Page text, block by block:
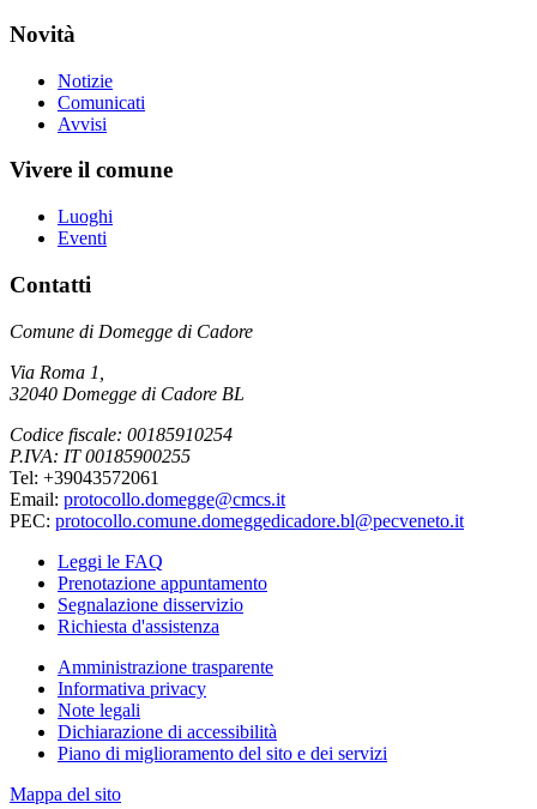
Novità
Notizie
Comunicati
Avvisi
Vivere il comune
Luoghi
Eventi
Contatti
Comune di Domegge di Cadore
Via Roma 1,
32040 Domegge di Cadore BL
Codice fiscale: 00185910254
P.IVA: IT 00185900255
Tel: +39043572061
Email: protocollo.domegge@cmcs.it
PEC: protocollo.comune.domeggedicadore.bl@pecveneto.it
Leggi le FAQ
Prenotazione appuntamento
Segnalazione disservizio
Richiesta d'assistenza
Amministrazione trasparente
Informativa privacy
Note legali
Dichiarazione di accessibilità
Piano di miglioramento del sito e dei servizi
Mappa del sito